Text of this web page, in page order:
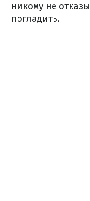
никому не
погладить.